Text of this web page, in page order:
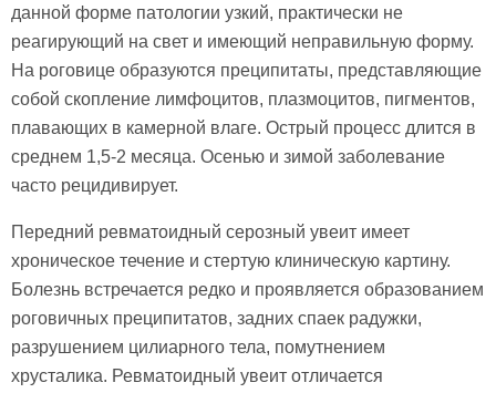
данной форме патологии узкий, практически не
реагирующий на свет и имеющий неправильную форму.
На роговице образуются преципитаты, представляющие
собой скопление лимфоцитов, плазмоцитов, пигментов,
плавающих в камерной влаге. Острый процесс длится в
среднем 1,5-2 месяца. Осенью и зимой заболевание
часто рецидивирует.
Передний ревматоидный серозный увеит имеет
хроническое течение и стертую клиническую картину.
Болезнь встречается редко и проявляется образованием
роговичных преципитатов, задних спаек радужки,
разрушением цилиарного тела, помутнением
хрусталика. Ревматоидный увеит отличается